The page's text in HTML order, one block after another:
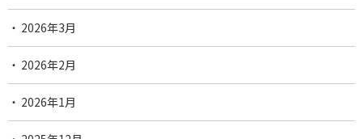
2026年3月
2026年2月
2026年1月